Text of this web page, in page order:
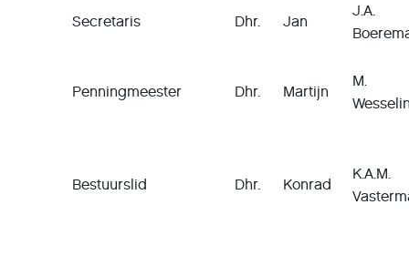
Secretaris Dhr. Jan
J.A.
Penningmeester Dhr. Martijn
M.
Bestuurslid Dhr. Konrad
K.A.M.